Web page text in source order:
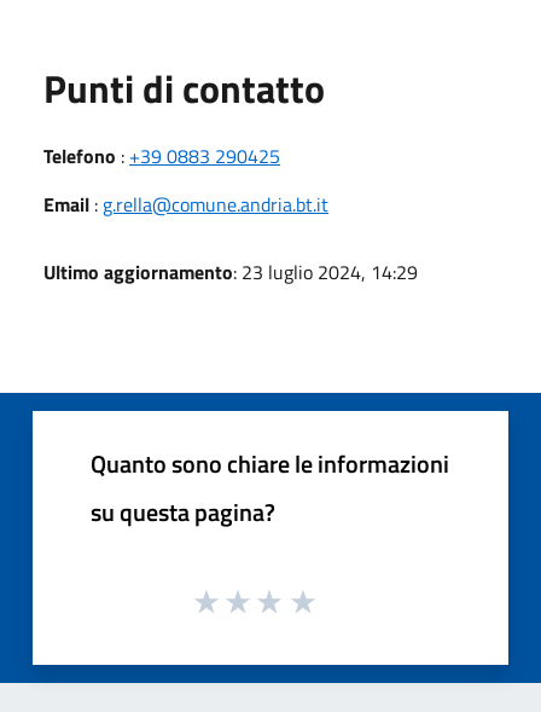
Punti di contatto
Telefono : +39 0883 290425
Email : g.rella@comune.andria.bt.it
Ultimo aggiornamento: 23 luglio 2024, 14:29
Quanto sono chiare le informazioni
su questa pagina?